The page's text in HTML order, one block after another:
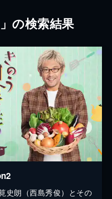
の検索結果
史朗（西島秀俊）とその